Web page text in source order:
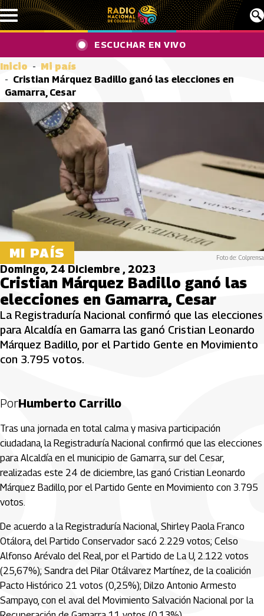
Pasar al contenido principal
ESCUCHAR EN VIVO
Inicio
Mi país
Cristian Márquez Badillo ganó las elecciones en
Gamarra, Cesar
MI PAÍS Foto de: Colprensa
Domingo, 24 Diciembre , 2023
Cristian Márquez Badillo ganó las
elecciones en Gamarra, Cesar
La Registraduría Nacional confirmó que las elecciones
para Alcaldía en Gamarra las ganó Cristian Leonardo
Márquez Badillo, por el Partido Gente en Movimiento
con 3.795 votos.
PorHumberto Carrillo
Tras una jornada en total calma y masiva participación
ciudadana, la Registraduría Nacional confirmó que las elecciones
para Alcaldía en el municipio de Gamarra, sur del Cesar,
realizadas este 24 de diciembre, las ganó Cristian Leonardo
Márquez Badillo, por el Partido Gente en Movimiento con 3.795
votos.
De acuerdo a la Registraduría Nacional, Shirley Paola Franco
Otálora, del Partido Conservador sacó 2.229 votos; Celso
Alfonso Arévalo del Real, por el Partido de La U, 2.122 votos
(25,67%); Sandra del Pilar Otálvarez Martínez, de la coalición
Pacto Histórico 21 votos (0,25%); Dilzo Antonio Armesto
Sampayo, con el aval del Movimiento Salvación Nacional por la